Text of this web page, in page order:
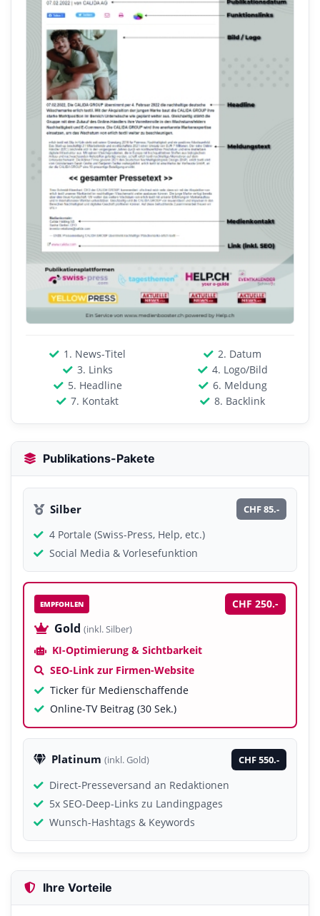
1. News-Titel
2. Datum
3. Links
4. Logo/Bild
5. Headline
6. Meldung
7. Kontakt
8. Backlink
Publikations-Pakete
Silber CHF 85.-
4 Portale (Swiss-Press, Help, etc.)
Social Media & Vorlesefunktion
EMPFOHLEN CHF 250.-
Gold (inkl. Silber)
KI-Optimierung & Sichtbarkeit
SEO-Link zur Firmen-Website
Ticker für Medienschaffende
Online-TV Beitrag (30 Sek.)
Platinum (inkl. Gold) CHF 550.-
Direct-Presseversand an Redaktionen
5x SEO-Deep-Links zu Landingpages
Wunsch-Hashtags & Keywords
Ihre Vorteile